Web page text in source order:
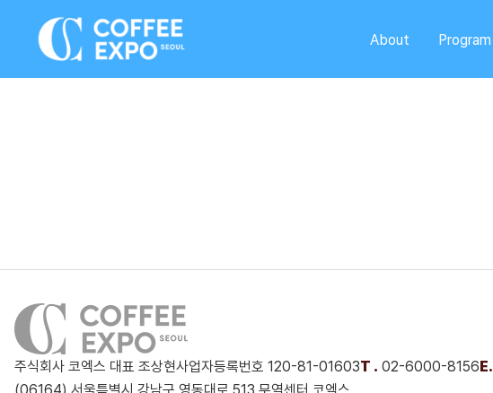
About Program
주식회사 코엑스 대표 조상현사업자등록번호 120-81-01603T . 02-6000-8156 E.
(06164) 서울특별시 강남구 영동대로 513 무역센터 코엑스